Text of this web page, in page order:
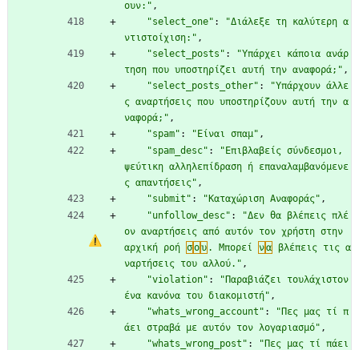
ουν:" ,
"select_one" :
"Διάλεξε τη καλύτερη α
ντιστοίχιση:" ,
"select_posts" :
"Υπάρχει κάποια ανάρ
τηση που υποστηρίζει αυτή την αναφορά;" ,
"select_posts_other" :
"Υπάρχουν άλλε
ς αναρτήσεις που υποστηρίζουν αυτή την α
ναφορά;" ,
"spam" : "Είναι σπαμ" ,
"spam_desc" :
"Επιβλαβείς σύνδεσμοι,
ψεύτικη αλληλεπίδραση ή επαναλαμβανόμενε
ς απαντήσεις" ,
"submit" : "Καταχώριση Αναφοράς" ,
"unfollow_desc" :
"Δεν θα βλέπεις πλέ
ον αναρτήσεις από αυτόν τον χρήστη στην
αρχική ροή σου . Μπορεί να βλέπεις τις α
ναρτήσεις του αλλού." ,
"violation" :
"Παραβιάζει τουλάχιστον
ένα κανόνα του διακομιστή" ,
"whats_wrong_account" :
"Πες μας τί π
άει στραβά με αυτόν τον λογαριασμό" ,
"whats_wrong_post" :
"Πες μας τί πάει